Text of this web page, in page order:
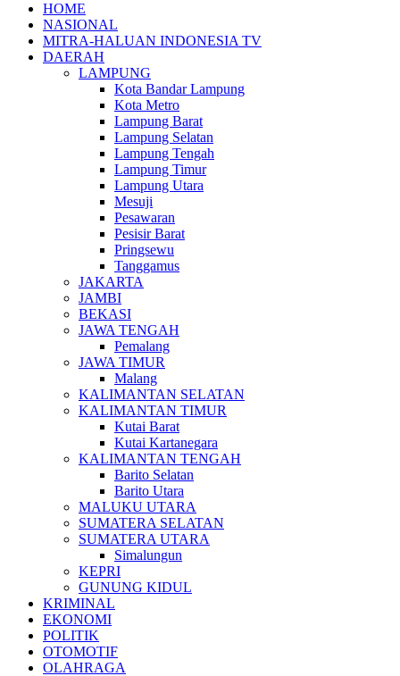
HOME
NASIONAL
MITRA-HALUAN INDONESIA TV
DAERAH
LAMPUNG
Kota Bandar Lampung
Kota Metro
Lampung Barat
Lampung Selatan
Lampung Tengah
Lampung Timur
Lampung Utara
Mesuji
Pesawaran
Pesisir Barat
Pringsewu
Tanggamus
JAKARTA
JAMBI
BEKASI
JAWA TENGAH
Pemalang
JAWA TIMUR
Malang
KALIMANTAN SELATAN
KALIMANTAN TIMUR
Kutai Barat
Kutai Kartanegara
KALIMANTAN TENGAH
Barito Selatan
Barito Utara
MALUKU UTARA
SUMATERA SELATAN
SUMATERA UTARA
Simalungun
KEPRI
GUNUNG KIDUL
KRIMINAL
EKONOMI
POLITIK
OTOMOTIF
OLAHRAGA